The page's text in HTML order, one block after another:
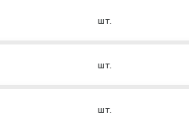
шт.
шт.
шт.